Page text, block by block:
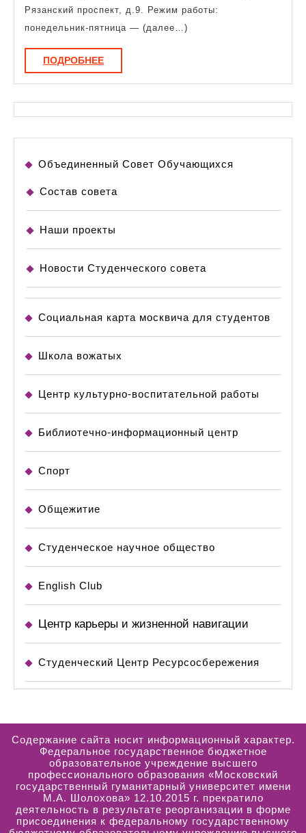
и
музыкально-
прикладное
искусство
Рязанский проспект, д.9. Режим работы:
понедельник-пятница — (далее…)
ПОДРОБНЕЕПОДРОБНЕЕ
Объединенный Совет Обучающихся
Состав совета
Наши проекты
Новости Студенческого совета
Социальная карта москвича для студентов
Школа вожатых
Центр культурно-воспитательной работы
Библиотечно-информационный центр
Спорт
Общежитие
Студенческое научное общество
English Club
Центр карьеры и жизненной навигации
Студенческий Центр Ресурсосбережения
Содержание сайта носит информационный характер.
Федеральное государственное бюджетное
образовательное учреждение высшего
профессионального образования «Московский
государственный гуманитарный университет имени
М.А. Шолохова» 12.10.2015 г. прекратило
деятельность в результате реорганизации в форме
присоединения к федеральному государственному